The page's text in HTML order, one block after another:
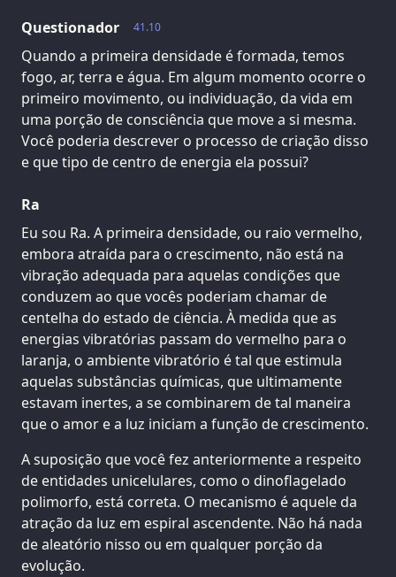
41.10
Questionador
Quando a primeira densidade é formada, temos
fogo, ar, terra e água. Em algum momento ocorre o
primeiro movimento, ou individuação, da vida em
uma porção de consciência que move a si mesma.
Você poderia descrever o processo de criação disso
e que tipo de centro de energia ela possui?
Ra
Eu sou Ra. A primeira densidade, ou raio vermelho,
embora atraída para o crescimento, não está na
vibração adequada para aquelas condições que
conduzem ao que vocês poderiam chamar de
centelha do estado de ciência. À medida que as
energias vibratórias passam do vermelho para o
laranja, o ambiente vibratório é tal que estimula
aquelas substâncias químicas, que ultimamente
estavam inertes, a se combinarem de tal maneira
que o amor e a luz iniciam a função de crescimento.
A suposição que você fez anteriormente a respeito
de entidades unicelulares, como o dinoflagelado
polimorfo, está correta. O mecanismo é aquele da
atração da luz em espiral ascendente. Não há nada
de aleatório nisso ou em qualquer porção da
evolução.